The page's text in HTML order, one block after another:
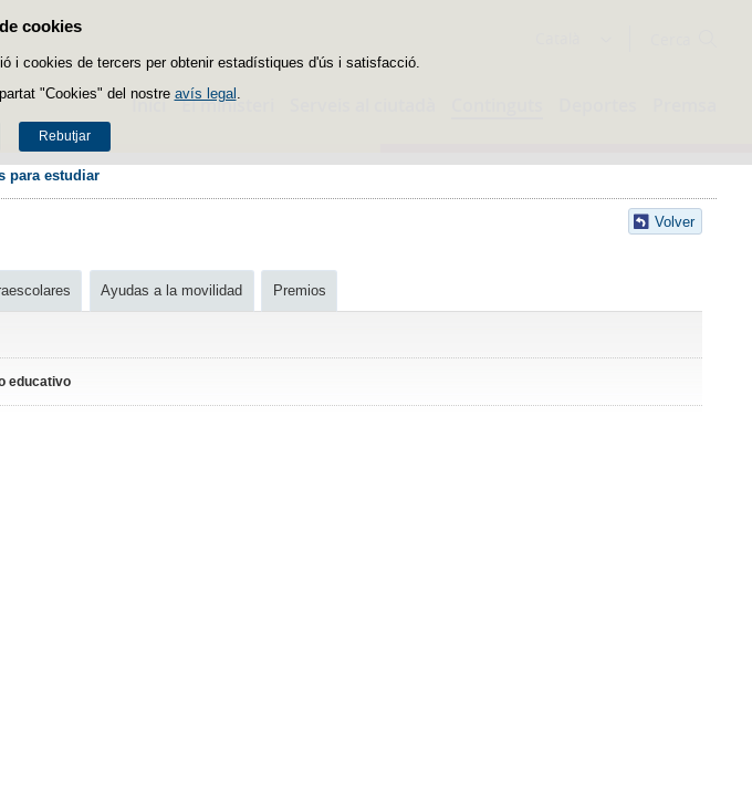
cookies
i cookies de tercers per obtenir estadístiques d'ús i satisfacció.
"Cookies" del nostre avís legal
Rebutjar
Passar al contingut
Inici El ministeri
para estudiar
Volver
Ayudas a la movilidad Premios
educativo